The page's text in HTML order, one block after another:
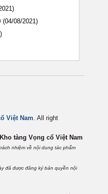
(04/08/2021)
Việt Nam. All right
tàng Vọng cổ Việt Nam
nhiệm về nội dung tác phẩm
đã được đăng ký bản quyền nội